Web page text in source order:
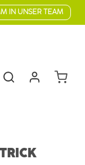
IN UNSER TEAM